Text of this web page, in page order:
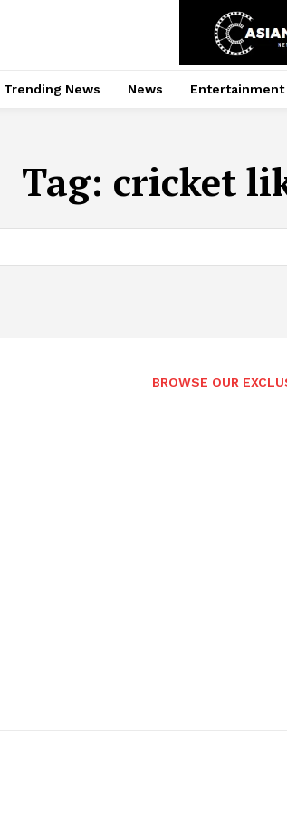
Trending News News Entertainment
Tag: cricket
BROWSE OUR